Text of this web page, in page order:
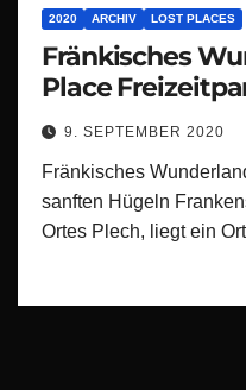
2020 ARCHIV LOST PLACES
Fränkisches
Place
9. SEPTEMBER 2020
Fränkisches
sanften Hügeln
Ortes Plech, liegt ein